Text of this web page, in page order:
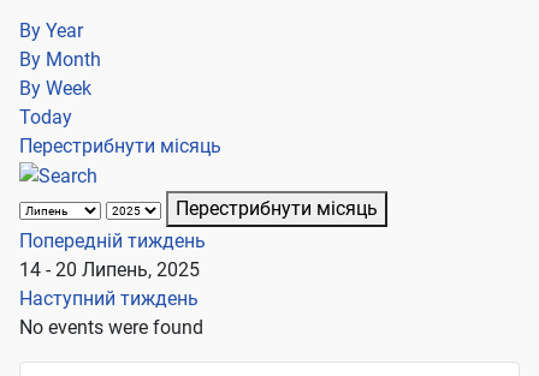
By Year
By Month
By Week
Today
Перестрибнути місяць
Перестрибнути місяць
Попередній тиждень
14 - 20 Липень, 2025
Наступний тиждень
No events were found